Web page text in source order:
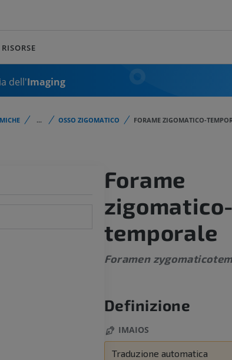
RISORSE
dell'Imaging
... OSSO ZIGOMATICO FORAME ZIGOMATICO-
Forame
zigomatico-
temporale
Foramen
Definizione
IMAIOS
Traduzione automatica